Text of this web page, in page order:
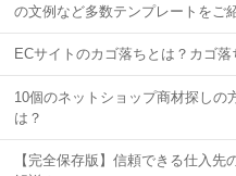
の文例など多数テンプレートをご
ECサイトのカゴ落ちとは？カゴ
10個のネットショップ商材探しの
は？
【完全保存版】信頼できる仕入